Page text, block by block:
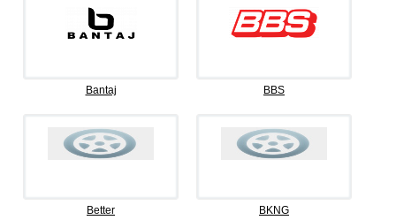
Bantaj BBS
Better BKNG